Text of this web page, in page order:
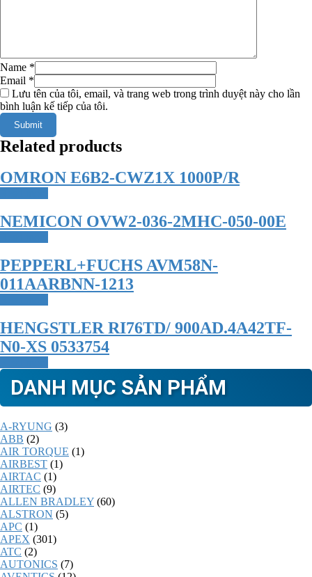
Name *
Email *
Lưu tên của tôi, email, và trang web trong trình duyệt này cho lần
bình luận kế tiếp của tôi.
Related products
OMRON E6B2-CWZ1X 1000P/R
NEMICON OVW2-036-2MHC-050-00E
PEPPERL+FUCHS AVM58N-
011AARBNN-1213
HENGSTLER RI76TD/ 900AD.4A42TF-
N0-XS 0533754
DANH MỤC SẢN PHẨM
A-RYUNG (3)
ABB (2)
AIR TORQUE (1)
AIRBEST (1)
AIRTAC (1)
AIRTEC (9)
ALLEN BRADLEY (60)
ALSTRON (5)
APC (1)
APEX (301)
ATC (2)
AUTONICS (7)